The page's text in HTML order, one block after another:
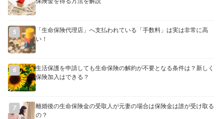
5
「生命保険代理店」へ支払われている「手数料」は実は非常に高
い！
6
生活保護を申請しても生命保険の解約が不要となる条件は？新しく
保険加入はできる？
7
離婚後の生命保険金の受取人が元妻の場合は保険金は誰が受け取る
の？